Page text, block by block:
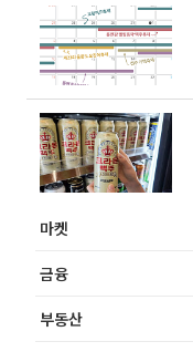
마켓
금융
부동산